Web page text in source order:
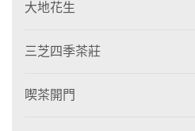
大地花生
三芝四季茶莊
喫茶開門